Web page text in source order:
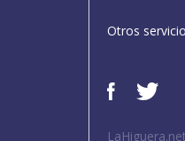
Otros